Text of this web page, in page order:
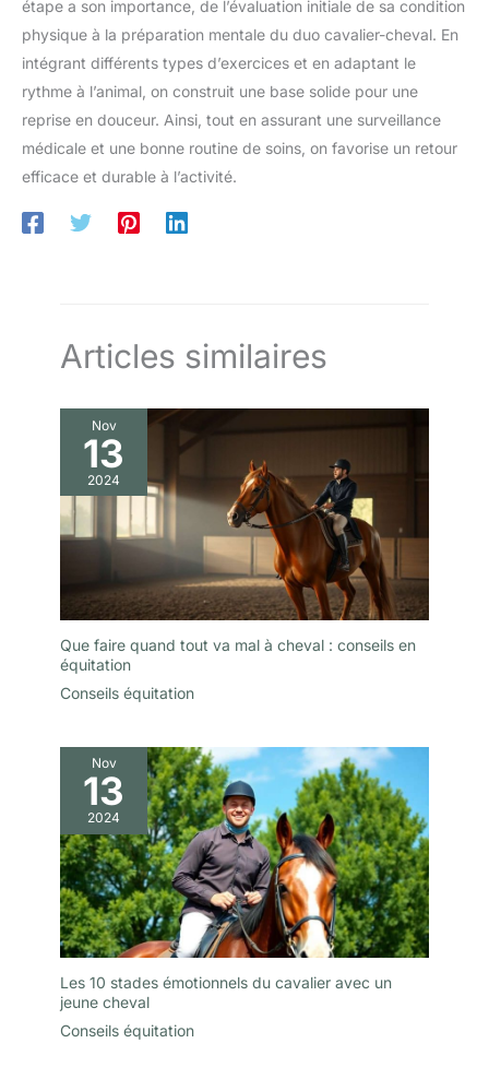
étape a son importance, de l’évaluation initiale de sa condition
physique à la préparation mentale du duo cavalier-cheval. En
intégrant différents types d’exercices et en adaptant le
rythme à l’animal, on construit une base solide pour une
reprise en douceur. Ainsi, tout en assurant une surveillance
médicale et une bonne routine de soins, on favorise un retour
efficace et durable à l’activité.
Articles similaires
Nov
13
2024
Que faire quand tout va mal à cheval : conseils en
équitation
Conseils équitation
Nov
13
2024
Les 10 stades émotionnels du cavalier avec un
jeune cheval
Conseils équitation